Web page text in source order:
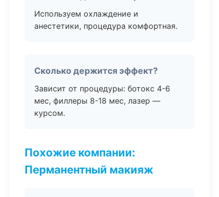
Используем охлаждение и
анестетики, процедура комфортная.
Сколько держится эффект?
Зависит от процедуры: ботокс 4-6
мес, филлеры 8-18 мес, лазер —
курсом.
Похожие компании:
Перманентный макияж